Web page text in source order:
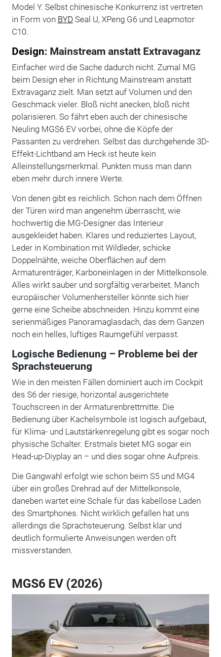
Model Y. Selbst chinesische Konkurrenz ist vertreten
in Form von BYD Seal U, XPeng G6 und Leapmotor
C10.
Design: Mainstream anstatt Extravaganz
Einfacher wird die Sache dadurch nicht. Zumal MG
beim Design eher in Richtung Mainstream anstatt
Extravaganz zielt. Man setzt auf Volumen und den
Geschmack vieler. Bloß nicht anecken, bloß nicht
polarisieren. So fährt eben auch der chinesische
Neuling MGS6 EV vorbei, ohne die Köpfe der
Passanten zu verdrehen. Selbst das durchgehende 3D-
Effekt-Lichtband am Heck ist heute kein
Alleinstellungsmerkmal. Punkten muss man dann
eben mehr durch innere Werte.
Von denen gibt es reichlich. Schon nach dem Öffnen
der Türen wird man angenehm überrascht, wie
hochwertig die MG-Designer das Interieur
ausgekleidet haben. Klares und reduziertes Layout,
Leder in Kombination mit Wildleder, schicke
Doppelnähte, weiche Oberflächen auf dem
Armaturenträger, Karboneinlagen in der Mittelkonsole.
Alles wirkt sauber und sorgfältig verarbeitet. Manch
europäischer Volumenhersteller könnte sich hier
gerne eine Scheibe abschneiden. Hinzu kommt eine
serienmäßiges Panoramaglasdach, das dem Ganzen
noch ein helles, luftiges Raumgefühl verpasst.
Logische Bedienung – Probleme bei der
Sprachsteuerung
Wie in den meisten Fällen dominiert auch im Cockpit
des S6 der riesige, horizontal ausgerichtete
Touchscreen in der Armaturenbrettmitte. Die
Bedienung über Kachelsymbole ist logisch aufgebaut,
für Klima- und Lautstärkenregelung gibt es sogar noch
physische Schalter. Erstmals bietet MG sogar ein
Head-up-Diyplay an – und dies sogar ohne Aufpreis.
Die Gangwahl erfolgt wie schon beim S5 und MG4
über ein großes Drehrad auf der Mittelkonsole,
daneben wartet eine Schale für das kabellose Laden
des Smartphones. Nicht wirklich gefallen hat uns
allerdings die Sprachsteuerung. Selbst klar und
deutlich formulierte Anweisungen werden oft
missverstanden.
MGS6 EV (2026)